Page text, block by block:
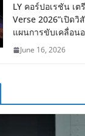
LY คอร์ปอเรชัน เต
Verse 2026”เปิดวิ
แผนการขับเคลื่อน
June 16, 2026